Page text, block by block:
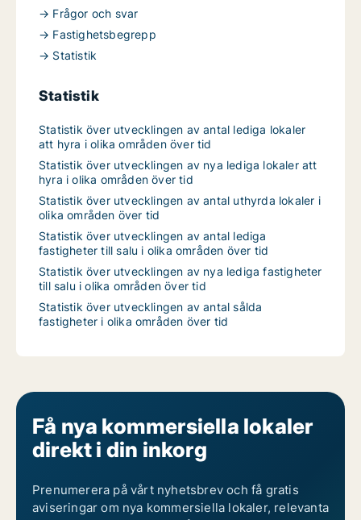
→ Frågor och svar
→ Fastighetsbegrepp
→ Statistik
Statistik
Statistik över utvecklingen av antal lediga lokaler
att hyra i olika områden över tid
Statistik över utvecklingen av nya lediga lokaler att
hyra i olika områden över tid
Statistik över utvecklingen av antal uthyrda lokaler i
olika områden över tid
Statistik över utvecklingen av antal lediga
fastigheter till salu i olika områden över tid
Statistik över utvecklingen av nya lediga fastigheter
till salu i olika områden över tid
Statistik över utvecklingen av antal sålda
fastigheter i olika områden över tid
Få nya kommersiella lokaler
direkt i din inkorg
Prenumerera på vårt nyhetsbrev och få gratis
aviseringar om nya kommersiella lokaler, relevanta